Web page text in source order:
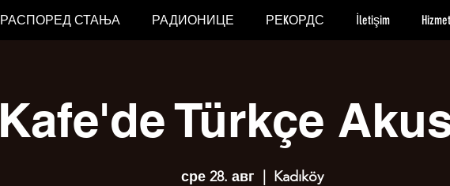
РАСПОРЕД СТАЊА РАДИОНИЦЕ РЕKОРДС İletişim
Kafe'de Türkçe
сре 28. авг Kadıköy